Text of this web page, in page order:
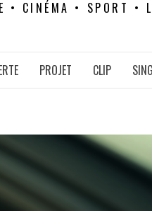
• CINÉMA • SPORT •
PROJET CLIP